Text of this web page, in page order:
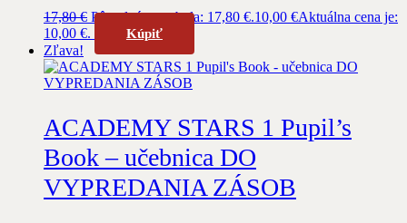
17,80€ Pôvodná cena bola: 17,80 €.10,00 €Aktuálna cena je:
10,00 €.
Kúpiť
Zľava!
ACADEMY STARS 1 Pupil’s
Book – učebnica DO
VYPREDANIA ZÁSOB